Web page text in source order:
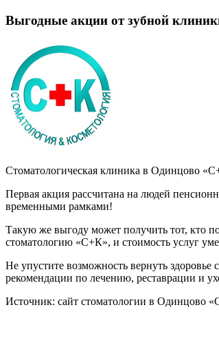
Выгодные акции от зубной
Стоматологическая клиника в Одинцово
Первая акция рассчитана на людей
временными рамками!
Такую же выгоду может получить тот, кто
стоматологию «С+К», и стоимость услуг
Не упустите возможность вернуть
рекомендации по лечению, реставрации и
Источник: сайт стоматологии в Одинцово